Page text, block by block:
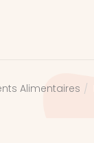
Alimentaires